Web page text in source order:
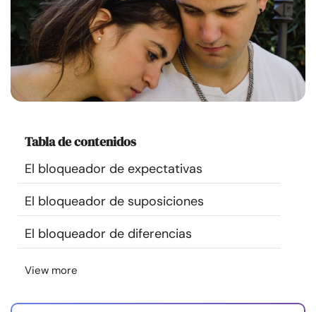
Familia
Ayuda
Cursos
Recursos
Comunidad
Encuentra un terapeuta
Tabla de contenidos
El bloqueador de expectativas
El bloqueador de suposiciones
El bloqueador de diferencias
View more